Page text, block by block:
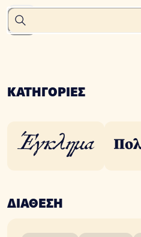
ΚΑΤΗΓΟΡΙΕΣ
ΔΙΑΘΕΣΗ